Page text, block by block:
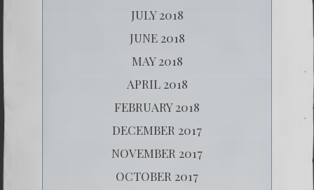
JULY 2018
JUNE 2018
MAY 2018
APRIL 2018
FEBRUARY 2018
DECEMBER 2017
NOVEMBER 2017
OCTOBER 2017